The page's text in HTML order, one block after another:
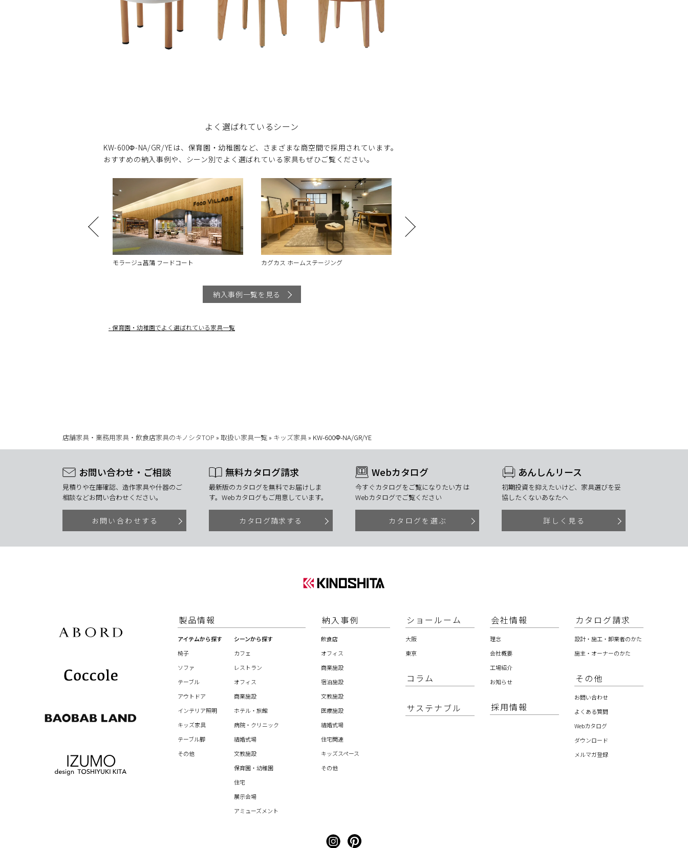
よく選ばれているシーン
KW-600Φ-NA/GR/YEは、保育園・幼稚園など、さまざまな商空間で採用されています。
おすすめの納入事例や、シーン別でよく選ばれている家具もぜひご覧ください。
カグカス ホームステージング HOTEL SAILS / CAFE LUFF
納入事例一覧を見る
保育園・幼稚園でよく選ばれている家具一覧
店舗家具・業務用家具・飲食店家具のキノシタTOP » 取扱い家具一覧» キッズ家具» KW-600Φ-NA/GR/YE
お問い合わせ・ご相談
見積りや在庫確認、造作家具や什器のご
相談などお問い合わせください。
お問い合わせする
無料カタログ請求
最新版のカタログを無料でお届けしま
す。Webカタログもご用意しています。
カタログ請求する
Webカタログ
今すぐカタログをご覧になりたい方 は
Webカタログでご覧ください
カタログを選ぶ
あんしんリース
初期投資を抑えたいけど、家具選びを妥
協したくないあなたへ
詳しく見る
製品情報
アイテムから探す
椅子
ソファ
テーブル
アウトドア
インテリア照明
キッズ家具
テーブル脚
その他
シーンから探す
カフェ
レストラン
オフィス
商業施設
ホテル・旅館
病院・クリニック
結婚式場
文教施設
保育園・幼稚園
住宅
展示会場
アミューズメント
納入事例
飲食店
オフィス
商業施設
宿泊施設
文教施設
医療施設
結婚式場
住宅関連
キッズスペース
その他
ショールーム
大阪
東京
コラム
サステナブル
会社情報
理念
会社概要
工場紹介
お知らせ
採用情報
カタログ請求
設計・施工・卸業者のかた
施主・オーナーのかた
その他
お問い合わせ
よくある質問
Webカタログ
ダウンロード
メルマガ登録